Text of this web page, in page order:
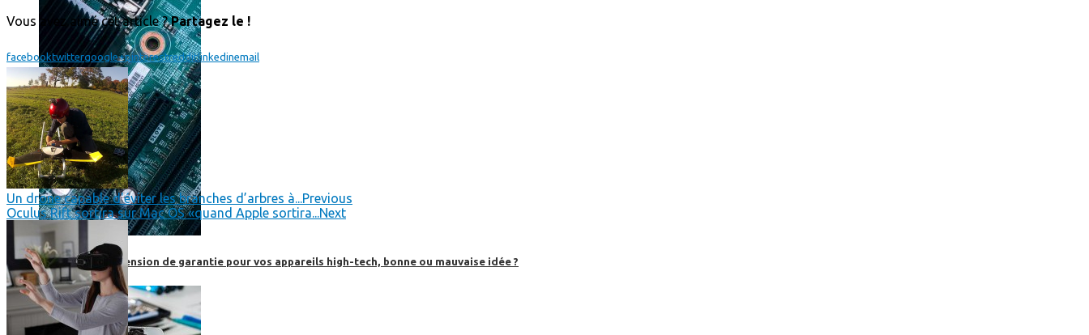
Prendre une extension de garantie pour vos appareils high-tech, bonne ou mauvaise idée ?
Vous avez aimé cet article ?Partagez le !
facebooktwittergoogle+pinterestredditlinkedinemail
Un drone capable d'éviter les branches d’arbres à...Previous
Oculus Rift sortira sur Mac OS «quand Apple sortira...Next